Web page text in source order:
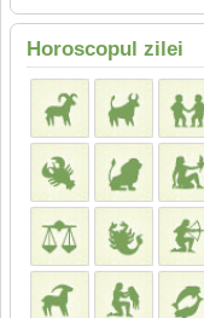
Horoscopul zilei